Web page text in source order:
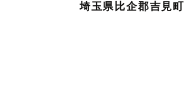
埼玉県比企郡吉見町